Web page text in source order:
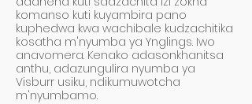
komanso kuti kuyambira pano
kuphedwa kwa wachibale kudzachitika
kosatha m'nyumba ya Ynglings. Iwo
anavomera. Kenako adasonkhanitsa
anthu, adazungulira nyumba ya
Visburr usiku, ndikumuwotcha
m'nyumbamo.